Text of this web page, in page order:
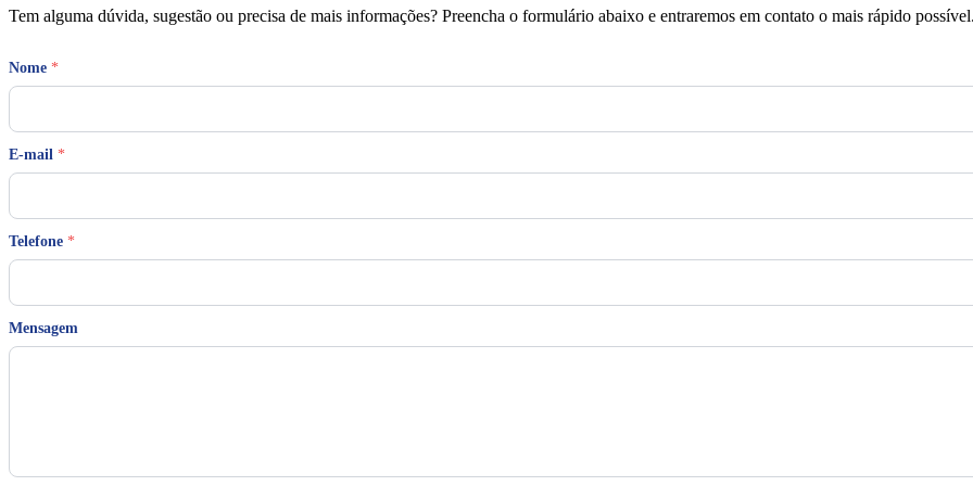
Tem alguma dúvida, sugestão ou precisa de mais informações? Preencha o formulário abaixo e entraremos em contato o mais rápido
T
f
o
n
e
n
a
g
e
m
Nome *
E-mail *
Telefone *
Mensagem